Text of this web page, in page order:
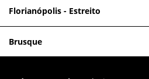
Florianópolis - Estreito
Brusque